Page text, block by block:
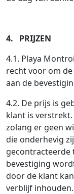
4. PRIJZEN
4.1. Playa
recht voor om
aan de
4.2. De prijs is
klant is
zolang er geen
die onderhevig
gecontracteerde
bevestiging
door de klant
verblijf inhouden.